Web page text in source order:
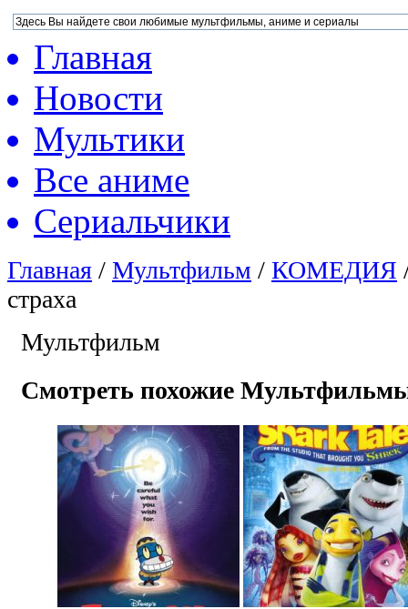
Главная
Новости
Мультики
Все аниме
Сериальчики
Главная / Мультфильм / КОМЕДИЯ
страха
Мультфильм
Смотреть похожие